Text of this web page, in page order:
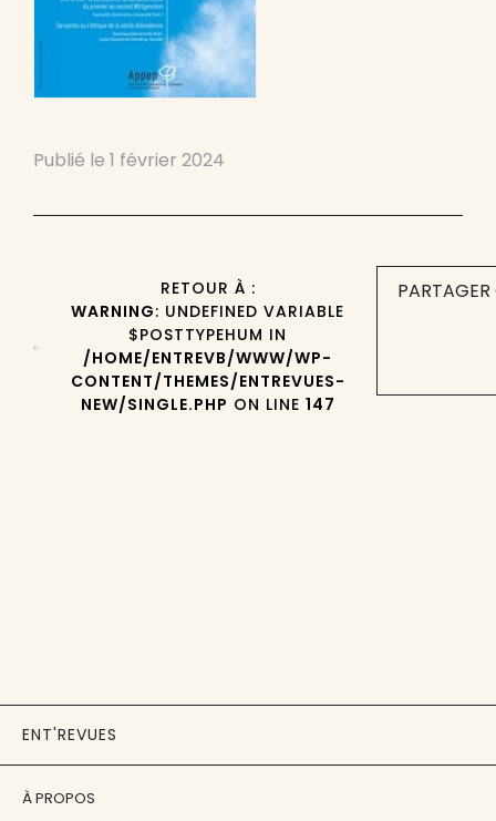
Publié le 1 février 2024
RETOUR À :
WARNING: UNDEFINED VARIABLE
$POSTTYPEHUM IN
/HOME/ENTREVB/WWW/WP-
CONTENT/THEMES/ENTREVUES-
NEW/SINGLE.PHP ON LINE 147
ENT'REVUES
À PROPOS